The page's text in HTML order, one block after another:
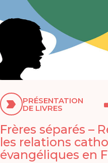
PRÉSENTATION
DE LIVRES
Frères séparés –
les relations
évangéliques en